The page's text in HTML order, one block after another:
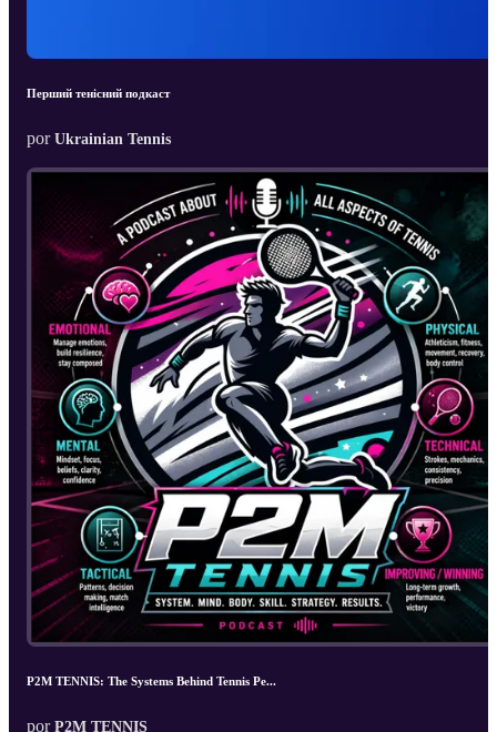
Перший тенісний подкаст
por Ukrainian Tennis
P2M TENNIS: The Systems Behind Tennis Pe...
por P2M TENNIS